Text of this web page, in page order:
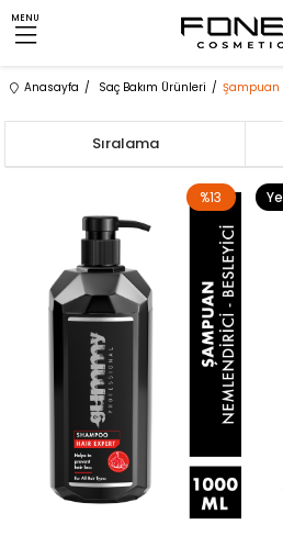
MENU
Anasayfa Saç Bakım Ürünleri Şampuan
Sıralama
%13